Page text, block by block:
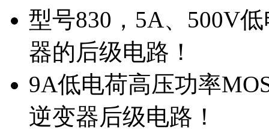
型号830，5A、500V
器的后级电路！
9A低电荷高压功率
逆变器后级电路！